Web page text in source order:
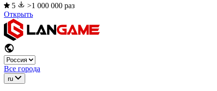
5
>1 000 000 раз
Открыть
Все города
ru